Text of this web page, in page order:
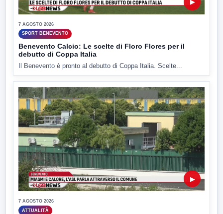
▶
7 AGOSTO 2026
SPORT BENEVENTO
Benevento Calcio: Le scelte di Floro Flores per il
debutto di Coppa Italia
Il Benevento è pronto al debutto di Coppa Italia. Scelte...
▶
7 AGOSTO 2026
ATTUALITÀ